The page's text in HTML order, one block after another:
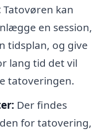
Tatovøren kan
en session,
tidsplan, og give
lang tid det vil
tatoveringen.
Der findes
for tatovering,